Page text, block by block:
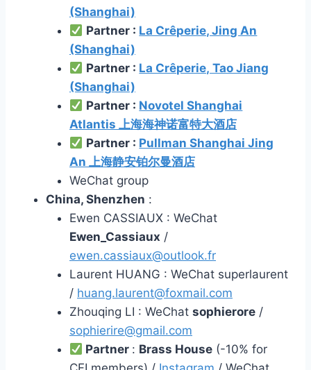
(Shanghai)
Partner : La Crêperie, Jing An
(Shanghai)
Partner : La Crêperie, Tao Jiang
(Shanghai)
Partner : Novotel Shanghai
Atlantis 上海海神诺富特大酒店
Partner : Pullman Shanghai Jing
An 上海静安铂尔曼酒店
WeChat group
China, Shenzhen :
Ewen CASSIAUX : WeChat
Ewen_Cassiaux /
ewen.cassiaux@outlook.fr
Laurent HUANG : WeChat superlaurent
/ huang.laurent@foxmail.com
Zhouqing LI : WeChat sophierore /
sophierire@gmail.com
Partner : Brass House (-10% for